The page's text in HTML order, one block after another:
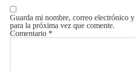
Guarda mi nombre, correo electrónico
para la próxima vez que comente.
Comentario *